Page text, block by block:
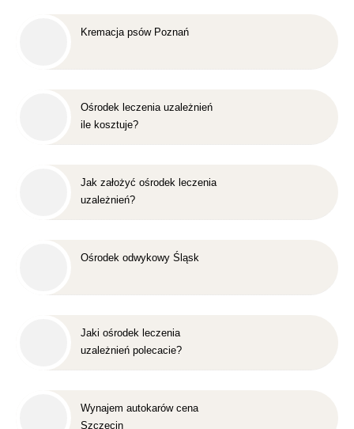
Kremacja psów Poznań
Ośrodek leczenia uzależnień
ile kosztuje?
Jak założyć ośrodek leczenia
uzależnień?
Ośrodek odwykowy Śląsk
Jaki ośrodek leczenia
uzależnień polecacie?
Wynajem autokarów cena
Szczecin